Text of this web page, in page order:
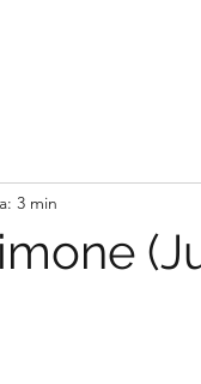
3 min